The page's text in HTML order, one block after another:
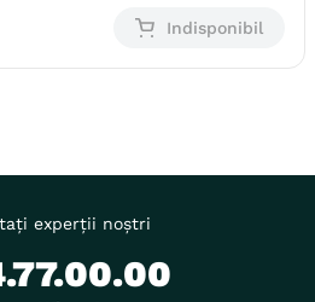
Sac
Royal Canin
Indisponibil
experții noștri